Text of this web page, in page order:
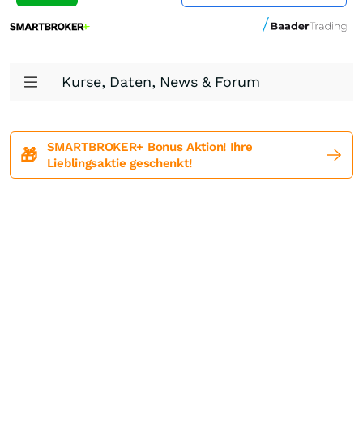
Kurse, Daten, News & Forum
🎁
SMARTBROKER+ Bonus Aktion! Ihre
Lieblingsaktie geschenkt!